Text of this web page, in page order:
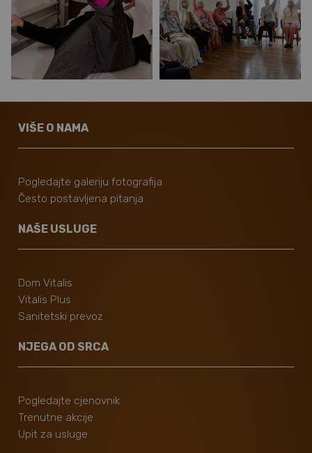
VIŠE O NAMA
Pogledajte galeriju fotografija
Često postavljena pitanja
NAŠE USLUGE
Dom Vitalis
Vitalis Plus
Sanitetski prevoz
NJEGA OD SRCA
Pogledajte cjenovnik
Trenutne akcije
Upit za usluge